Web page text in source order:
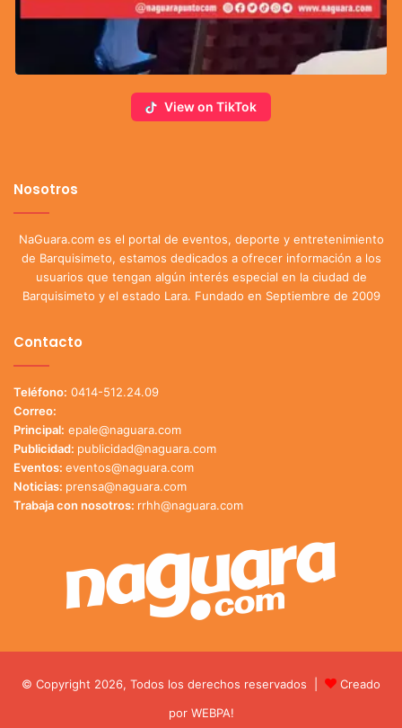
View on TikTok
Nosotros
NaGuara.com es el portal de eventos, deporte y entretenimiento
de Barquisimeto, estamos dedicados a ofrecer información a los
usuarios que tengan algún interés especial en la ciudad de
Barquisimeto y el estado Lara. Fundado en Septiembre de 2009
Contacto
Teléfono: 0414-512.24.09
Correo:
Principal: epale@naguara.com
Publicidad: publicidad@naguara.com
Eventos: eventos@naguara.com
Noticias: prensa@naguara.com
Trabaja con nosotros: rrhh@naguara.com
© Copyright 2026, Todos los derechos reservados |
Creado
por WEBPA!